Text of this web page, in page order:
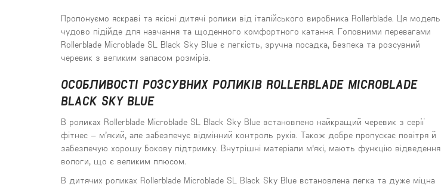
Пропонуємо яскраві та якісні дитячі ролики від італійського виробника Rollerblade. Ця модель
чудово підійде для навчання та щоденного комфортного катання. Головними перевагами
Rollerblade Microblade SL Black Sky Blue є легкість, зручна посадка, безпека та розсувний
черевик з великим запасом розмірів.
ОСОБЛИВОСТІ РОЗСУВНИХ РОЛИКІВ ROLLERBLADE MICROBLADE
BLACK SKY BLUE
В роликах Rollerblade Microblade SL Black Sky Blue встановлено найкращий черевик з серії
фітнес – м’який, але забезпечує відмінний контроль рухів. Також добре пропускає повітря й
забезпечую хорошу бокову підтримку. Внутрішні матеріали м'які, мають функцію відведення
вологи, що є великим плюсом.
В дитячих роликах Rollerblade Microblade SL Black Sky Blue встановлена легка та дуже міцна